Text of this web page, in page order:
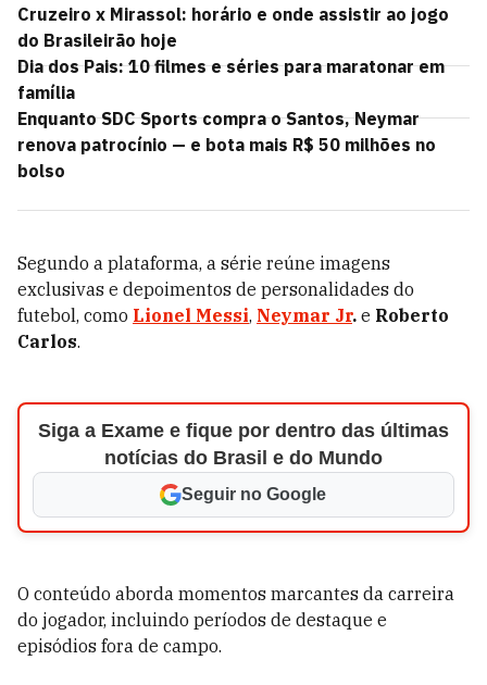
Cruzeiro x Mirassol: horário e onde assistir ao jogo
do Brasileirão hoje
Dia dos Pais: 10 filmes e séries para maratonar em
família
Enquanto SDC Sports compra o Santos, Neymar
renova patrocínio — e bota mais R$ 50 milhões no
bolso
Segundo a plataforma, a série reúne imagens
exclusivas e depoimentos de personalidades do
futebol, como Lionel Messi, Neymar Jr. e Roberto
Carlos.
Siga a Exame e fique por dentro das últimas
notícias do Brasil e do Mundo
Seguir no Google
O conteúdo aborda momentos marcantes da carreira
do jogador, incluindo períodos de destaque e
episódios fora de campo.